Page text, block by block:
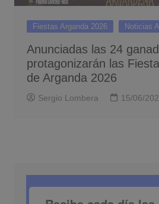
Fiestas Arganda 2026 Noticias
Anunciadas las 24
protagonizarán las
de Arganda 2026
Sergio Lombera 15/06/